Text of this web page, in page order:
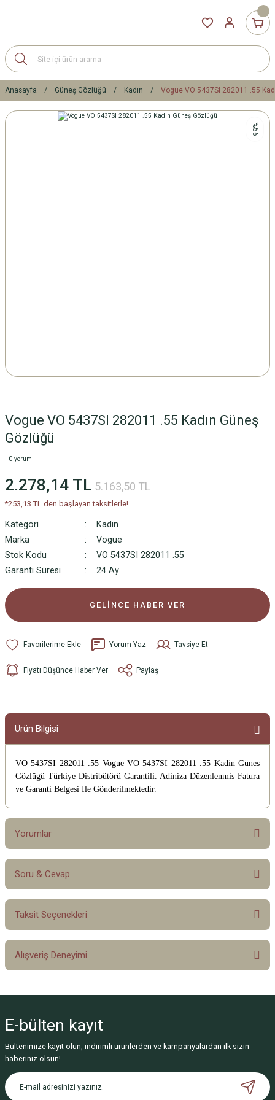
Anasayfa Güneş Gözlüğü Kadın Vogue VO 5437SI 282011 .55
%56
Vogue VO 5437SI 282011 .55 Kadın Güneş
Gözlüğü
0 yorum
2.278,14 TL 5.163,50 TL
*253,13 TL den başlayan taksitlerle!
Kategori
Kadın
Marka
Vogue
Stok Kodu
VO 5437SI 282011 .55
Garanti Süresi
24 Ay
GELİNCE HABER VER
Yorum Yaz Tavsiye Et
Fiyatı Düşünce Haber Ver Paylaş
Ürün Bilgisi
VO 5437SI 282011 .55 Vogue VO 5437SI 282011 .55 Kadin Günes
Gözlügü Türkiye Distribütörü Garantili. Adiniza Düzenlenmis Fatura
ve Garanti Belgesi Ile Gönderilmektedir.
Yorumlar
Bu ürüne ilk yorumu siz yapın!
Soru & Cevap
Ürün hakkında henüz soru sorulmamış.
Taksit Seçenekleri
Alışveriş Deneyimi
Deneyimini Paylaş
E-bülten kayıt
Bültenimize kayıt olun, indirimli ürünlerden ve kampanyalardan ilk sizin
haberiniz olsun!